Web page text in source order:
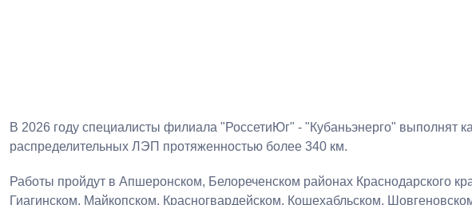
В 2026 году специалисты филиала "РоссетиЮг" - "Кубаньэнерго" выполнят
распределительных ЛЭП протяженностью более 340 км.
Работы пройдут в Апшеронском, Белореченском районах Краснодарского
Гиагинском, Майкопском, Красногвардейском, Кошехабльском,